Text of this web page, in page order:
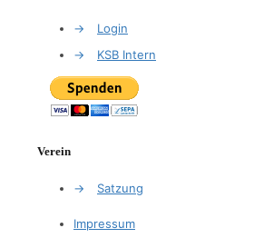
→
Login
→
KSB Intern
Verein
→ Satzung
Impressum